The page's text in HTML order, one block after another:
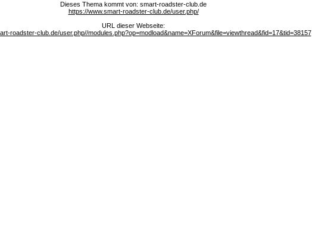
Dieses Thema kommt von: smart-roadster-club.de
https://www.smart-roadster-club.de/user.php/
URL dieser Webseite:
roadster-club.de/user.php//modules.php?op=modload&name=XForum&file=viewthread&fid=17&tid=38157